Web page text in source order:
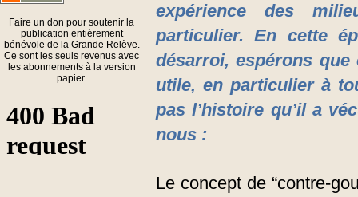
expérience des
particulier. En cette
désarroi, espérons
utile, en particulier à
pas l’histoire qu’il a
nous :
Le concept de “contre-
Faire un don pour soutenir la
publication entièrement
bénévole de la Grande Relève.
Ce sont les seuls revenus avec
les abonnements à la version
papier.